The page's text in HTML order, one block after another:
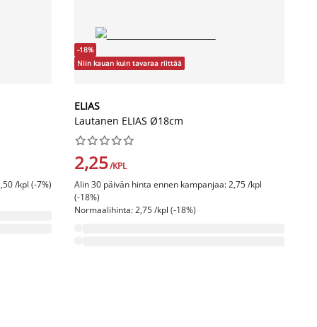
/kpl (-7%)
-18%
Niin kauan kuin tavaraa riittää
ELIAS
Lautanen ELIAS Ø18cm






2,25/KPL
Alin 30 päivän hinta ennen kampanjaa: 2,75 /kpl
(-18%)
Normaalihinta: 2,75 /kpl (-18%)